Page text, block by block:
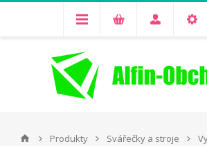
Produkty Svářečky a stroje